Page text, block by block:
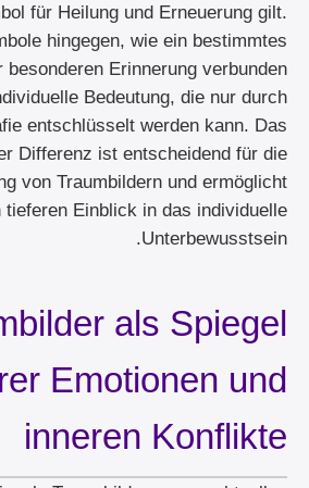
für Heilung und Erneuerung gilt.
hingegen, wie ein bestimmtes
besonderen Erinnerung verbunden
Bedeutung, die nur durch
entschlüsselt werden kann. Das
Differenz ist entscheidend für die
von Traumbildern und ermöglicht
tieferen Einblick in das individuelle
Unterbewusstsein.
als Spiegel
Emotionen und
inneren Konflikte